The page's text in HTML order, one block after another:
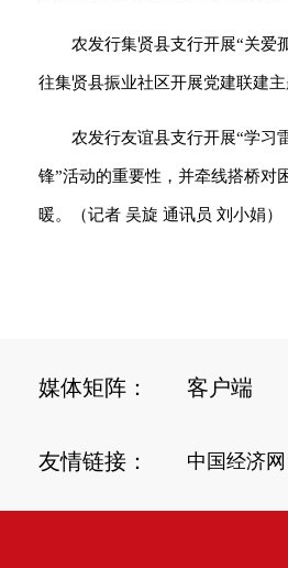
农发行集贤县支行开展“关爱
往集贤县振业社区开展党建联建
农发行友谊县支行开展“学习
锋”活动的重要性，并牵线搭桥对
暖。（记者 吴旋 通讯员 刘小娟）
媒体矩阵： 客户端
友情链接： 中国经济网